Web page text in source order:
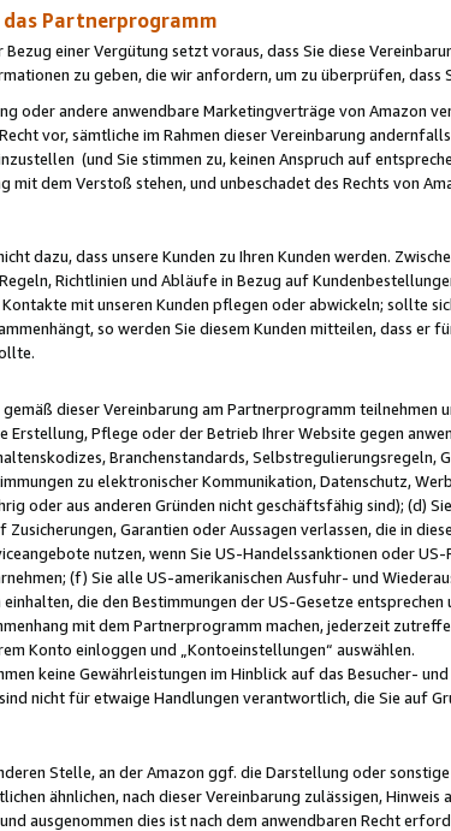
Partnerprogramm
einer Vergütung setzt voraus, dass Sie diese
zu geben, die wir anfordern, um zu überprüfen, dass
oder andere anwendbare Marketingverträge von Amazon
vor, sämtliche im Rahmen dieser Vereinbarung
(und Sie stimmen zu, keinen Anspruch auf
dem Verstoß stehen, und unbeschadet des Rechts von
dazu, dass unsere Kunden zu Ihren Kunden werden.
Richtlinien und Abläufe in Bezug auf
mit unseren Kunden pflegen oder abwickeln; sollte
so werden Sie diesem Kunden mitteilen, dass er
gemäß dieser Vereinbarung am Partnerprogramm
Erstellung, Pflege oder der Betrieb Ihrer Website gegen
Branchenstandards,
zu elektronischer Kommunikation, Datenschutz,
oder aus anderen Gründen nicht geschäftsfähig sind); (d)
Garantien oder Aussagen verlassen, die in
nutzen, wenn Sie US-Handelssanktionen oder
(f) Sie alle US-amerikanischen Ausfuhr- und
die den Bestimmungen der US-Gesetze
mit dem Partnerprogramm machen, jederzeit
Konto einloggen und „Kontoeinstellungen“ auswählen.
keine Gewährleistungen im Hinblick auf das Besucher-
nicht für etwaige Handlungen verantwortlich, die Sie auf
Stelle, an der Amazon ggf. die Darstellung oder
ähnlichen, nach dieser Vereinbarung zulässigen,
ausgenommen dies ist nach dem anwendbaren Recht